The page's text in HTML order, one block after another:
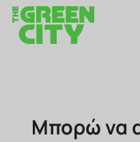
Μπορώ να